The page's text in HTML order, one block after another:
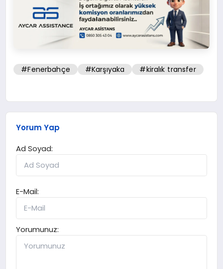
#Fenerbahçe #Karşıyaka #kiralık transfer
Yorum Yap
Ad Soyad:
E-Mail:
Yorumunuz: